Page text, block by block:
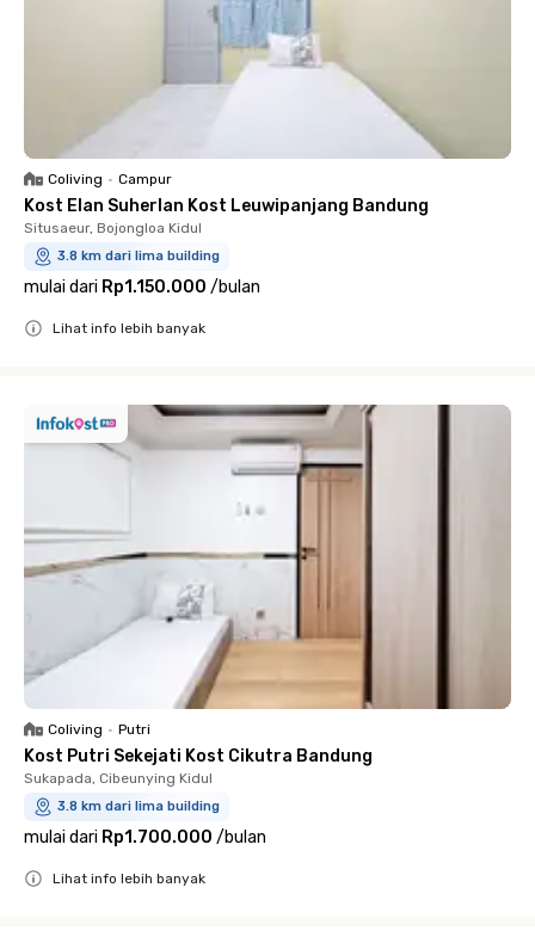
Coliving • Campur
Kost Elan Suherlan Kost Leuwipanjang Bandung
Situsaeur, Bojongloa Kidul
3.8 km dari lima building
mulai dari Rp1.150.000 /bulan
Lihat info lebih banyak
Coliving • Putri
Kost Putri Sekejati Kost Cikutra Bandung
Sukapada, Cibeunying Kidul
3.8 km dari lima building
mulai dari Rp1.700.000 /bulan
Lihat info lebih banyak